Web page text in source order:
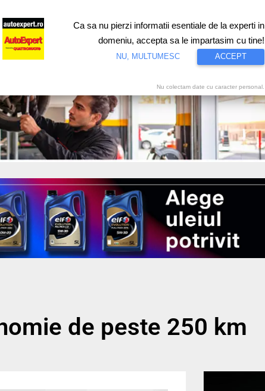
Test drive Motorsport Proiecte speciale Video
de peste 250 km
Ca sa nu pierzi informatii esentiale de la experti in
domeniu, accepta sa le impartasim cu tine!
NU, MULTUMESC ACCEPT
Nu colectam date cu caracter personal.